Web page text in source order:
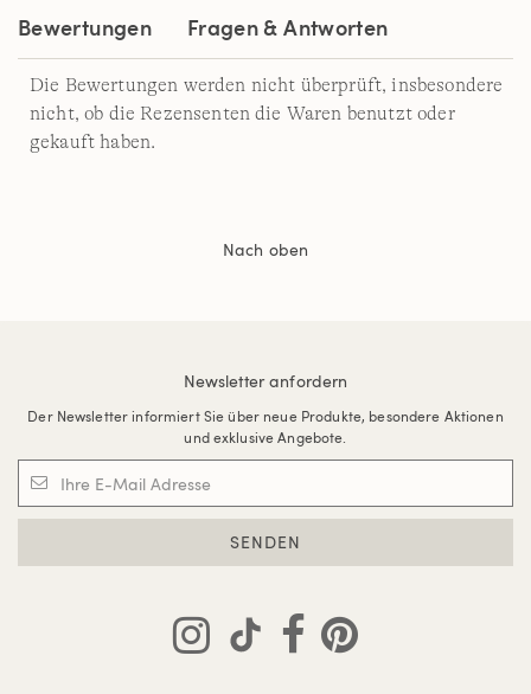
Bewertungen Fragen & Antworten
Die Bewertungen werden nicht überprüft, insbesondere
nicht, ob die Rezensenten die Waren benutzt oder
gekauft haben.
Nach oben
Newsletter anfordern
Der Newsletter informiert Sie über neue Produkte, besondere Aktionen
und exklusive Angebote.
SENDEN